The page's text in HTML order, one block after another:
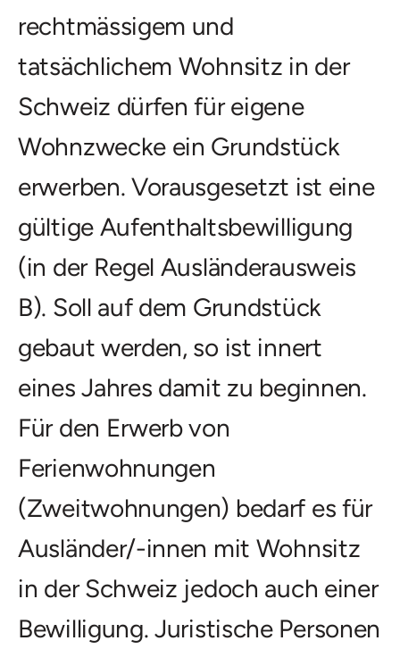
rechtmässigem und
tatsächlichem Wohnsitz in der
Schweiz dürfen für eigene
Wohnzwecke ein Grundstück
erwerben. Vorausgesetzt ist eine
gültige Aufenthaltsbewilligung
(in der Regel Ausländerausweis
B). Soll auf dem Grundstück
gebaut werden, so ist innert
eines Jahres damit zu beginnen.
Für den Erwerb von
Ferienwohnungen
(Zweitwohnungen) bedarf es für
Ausländer/-innen mit Wohnsitz
in der Schweiz jedoch auch einer
Bewilligung. Juristische Personen